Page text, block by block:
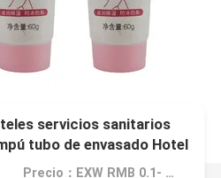
servicios sanitarios
tubo de envasado Hotel
Precio：EXW RMB 0.1- EXW RMB 5